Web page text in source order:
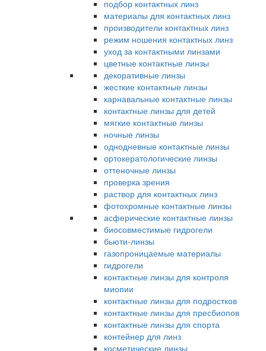
подбор контактных линз
материалы для контактных линз
производители контактных линз
режим ношения контактных линз
уход за контактными линзами
цветные контактные линзы
декоративные линзы
жесткие контактные линзы
карнавальные контактные линзы
контактные линзы для детей
мягкие контактные линзы
ночные линзы
однодневные контактные линзы
ортокератологические линзы
оттеночные линзы
проверка зрения
раствор для контактных линз
фотохромные контактные линзы
асферические контактные линзы
биосовместимые гидрогели
бьюти-линзы
газопроницаемые материалы
гидрогели
контактные линзы для контроля
миопии
контактные линзы для подростков
контактные линзы для пресбиопов
контактные линзы для спорта
контейнер для линз
косметические линзы